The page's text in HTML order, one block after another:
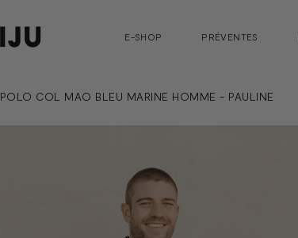
E-SHOP PRÉVENTES
POLO COL MAO BLEU MARINE HOMME - PAULINE